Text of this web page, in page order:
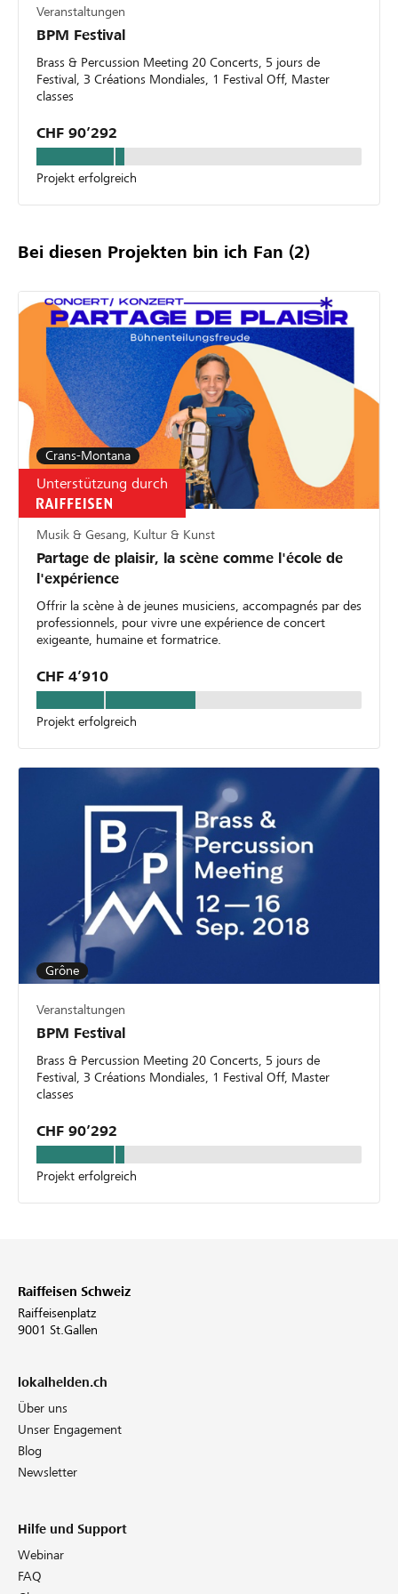
États-Unis,
Europe), tant en tant que soliste
de chambre.
Veranstaltungen
BPM Festival
Brass & Percussion Meeting 20 Concerts, 5 jours de
Festival, 3 Créations Mondiales, 1 Festival Off, Master
classes
CHF 90’292
Projekt erfolgreich
Bei diesen Projekten bin ich Fan (2)
Crans-Montana
Unterstützung durch
Musik & Gesang, Kultur & Kunst
Partage de plaisir, la scène comme l'école de
l'expérience
Offrir la scène à de jeunes musiciens, accompagnés par des
professionnels, pour vivre une expérience de concert
exigeante, humaine et formatrice.
CHF 4’910
Projekt erfolgreich
Grône
Veranstaltungen
BPM Festival
Brass & Percussion Meeting 20 Concerts, 5 jours de
Festival, 3 Créations Mondiales, 1 Festival Off, Master
classes
CHF 90’292
Projekt erfolgreich
Raiffeisen Schweiz
Raiffeisenplatz
9001 St.Gallen
lokalhelden.ch
Über uns
Unser Engagement
Blog
Newsletter
Hilfe und Support
Webinar
FAQ